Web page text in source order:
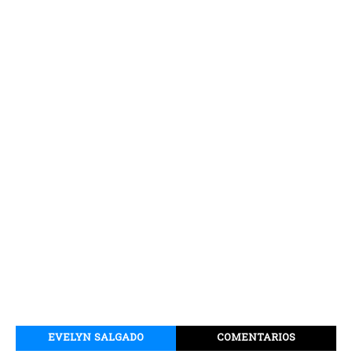
EVELYN SALGADO COMENTARIOS